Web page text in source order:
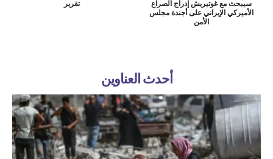
تقرير
سيبحث مع غوتيريش إدراج الصراع
الأميركي الإيراني على أجندة مجلس
الأمن
أحدث العناوين